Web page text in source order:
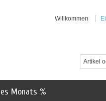
Willkommen
Monats %